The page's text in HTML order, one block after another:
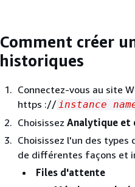
Comment créer
historiques
Connectez-vous au site
https :// instance
Choisissez Analytique
Choisissez l'un des types
de différentes façons et
Files d'attente